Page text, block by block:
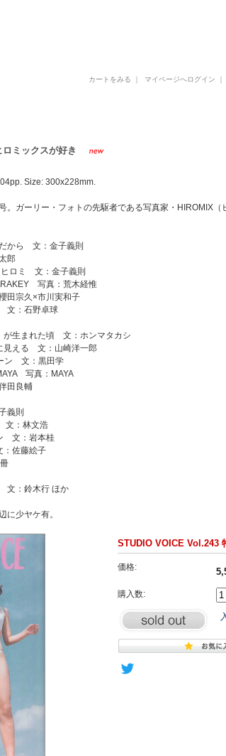
カートをみる マイページへログイン
ミックスが好き
Size: 300x228mm.
。ガーリー・フォトの先駆者である写真家・HIROMIX
から 文：金子義則
郎
ヒロミ 文：金子義則
写真：荒木経惟
田宗久×市川実和子
文：石野卓球
生まれた頃 文：ホンマタカシ
見える 文：山崎洋一郎
ン 文：黒田学
写真：MAYA
田良輔
義則
文：林文浩
文：岩本桂
佐藤絵子
文：鈴木行 ほか
に少ヤケ有。
STUDIO VOICE Vol.243
価格:
購入数: